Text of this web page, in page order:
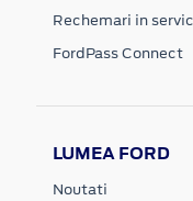
Rechemari in
FordPass Connect
LUMEA FORD
Noutati